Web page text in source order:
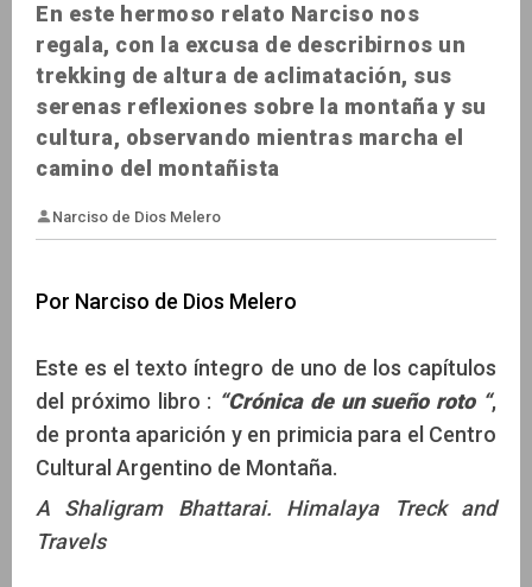
En este hermoso relato Narciso nos
regala, con la excusa de describirnos un
trekking de altura de aclimatación, sus
serenas reflexiones sobre la montaña y su
cultura, observando mientras marcha el
camino del montañista
Narciso de Dios Melero
Por Narciso de Dios Melero
Este es el texto íntegro de uno de los capítulos
del próximo libro : “Crónica de un sueño roto “,
de pronta aparición y en primicia para el Centro
Cultural Argentino de Montaña.
A Shaligram Bhattarai. Himalaya Treck and
Travels